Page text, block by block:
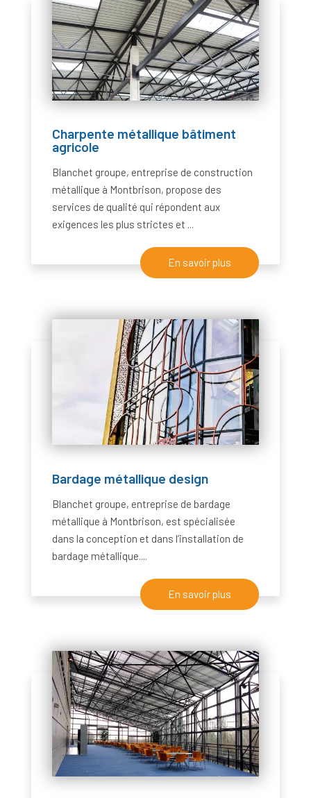
Charpente métallique bâtiment
agricole
Blanchet groupe, entreprise de construction
métallique à Montbrison, propose des
services de qualité qui répondent aux
exigences les plus strictes et ...
En savoir plus
Bardage métallique design
Blanchet groupe, entreprise de bardage
métallique à Montbrison, est spécialisée
dans la conception et dans l’installation de
bardage métallique....
En savoir plus